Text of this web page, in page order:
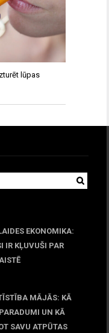
lūpas
EKONOMIKA:
IR KĻUVUŠI PAR
MĀJĀS: KĀ
UN KĀ
SAVU ATPŪTAS